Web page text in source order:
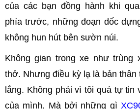
của các bạn đồng hành khi
phía trước, những đoạn dốc
không hun hút bên sườn núi.
Không gian trong xe như trùng
thở. Nhưng điều kỳ lạ là bản thân
lắng. Không phải vì tôi quá tự tin
của mình. Mà bởi những gì